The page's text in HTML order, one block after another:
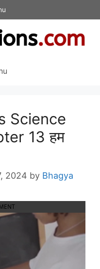
Science
13 हम
2024 by Bhagya